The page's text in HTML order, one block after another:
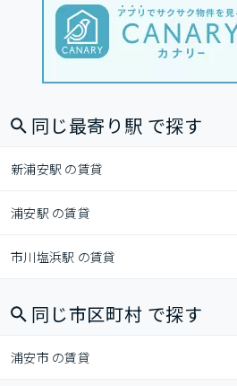
同じ最寄り駅 で探す
新浦安駅 の賃貸
浦安駅 の賃貸
市川塩浜駅 の賃貸
同じ市区町村 で探す
浦安市 の賃貸